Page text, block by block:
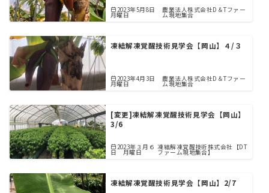
2023年5月8日
月曜日
農業法人株式会社D＆Tファー
ム現地集合
凍結解凍覚醒技術見学会【岡山】４/３
2023年4月3日
月曜日
農業法人株式会社D＆Tファー
ム現地集合
[変更]凍結解凍覚醒技術見学会【岡山】
3/6
2023年３月６
日 月曜日
凍結解凍覚醒技術株式会社【DT
ファーム現地集合】
凍結解凍覚醒技術見学会【岡山】2/7